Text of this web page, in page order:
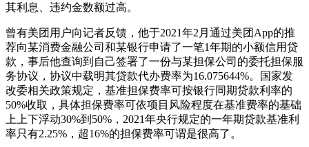
其利息、违约金数额过高。
曾有美团用户向记者反馈，他于2021年2月通过美团App的推
荐向某消费金融公司和某银行申请了一笔1年期的小额信用贷
款，事后他查询到自己签署了一份与某担保公司的委托担保服
务协议，协议中载明其贷款代办费率为16.075644%。国家发
改委相关政策规定，基准担保费率可按银行同期贷款利率的
50%收取，具体担保费率可依项目风险程度在基准费率的基础
上上下浮动30%到50%，2021年央行规定的一年期贷款基准利
率只有2.25%，超16%的担保费率可谓是很高了。